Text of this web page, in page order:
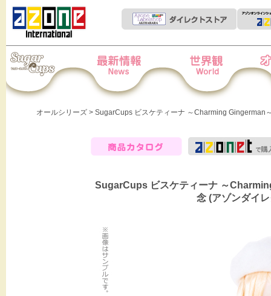
オールシリーズ > SugarCups ビスケティーナ ～Charming Gingerman
SugarCups ビスケティーナ ～
念 (アゾンダイ